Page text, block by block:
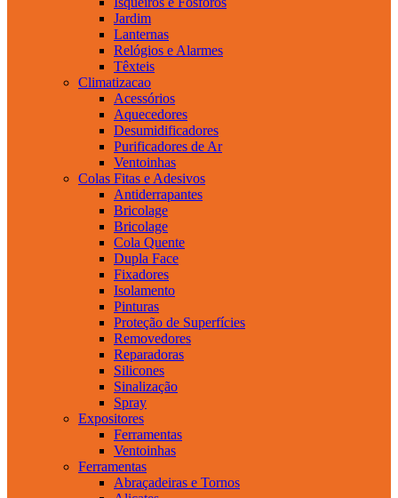
Jardim
Lanternas
Relógios e Alarmes
Têxteis
Climatizacao
Acessórios
Aquecedores
Desumidificadores
Purificadores de Ar
Ventoinhas
Colas Fitas e Adesivos
Antiderrapantes
Bricolage
Bricolage
Cola Quente
Dupla Face
Fixadores
Isolamento
Pinturas
Proteção de Superfícies
Removedores
Reparadoras
Silicones
Sinalização
Spray
Expositores
Ferramentas
Ventoinhas
Ferramentas
Abraçadeiras e Tornos